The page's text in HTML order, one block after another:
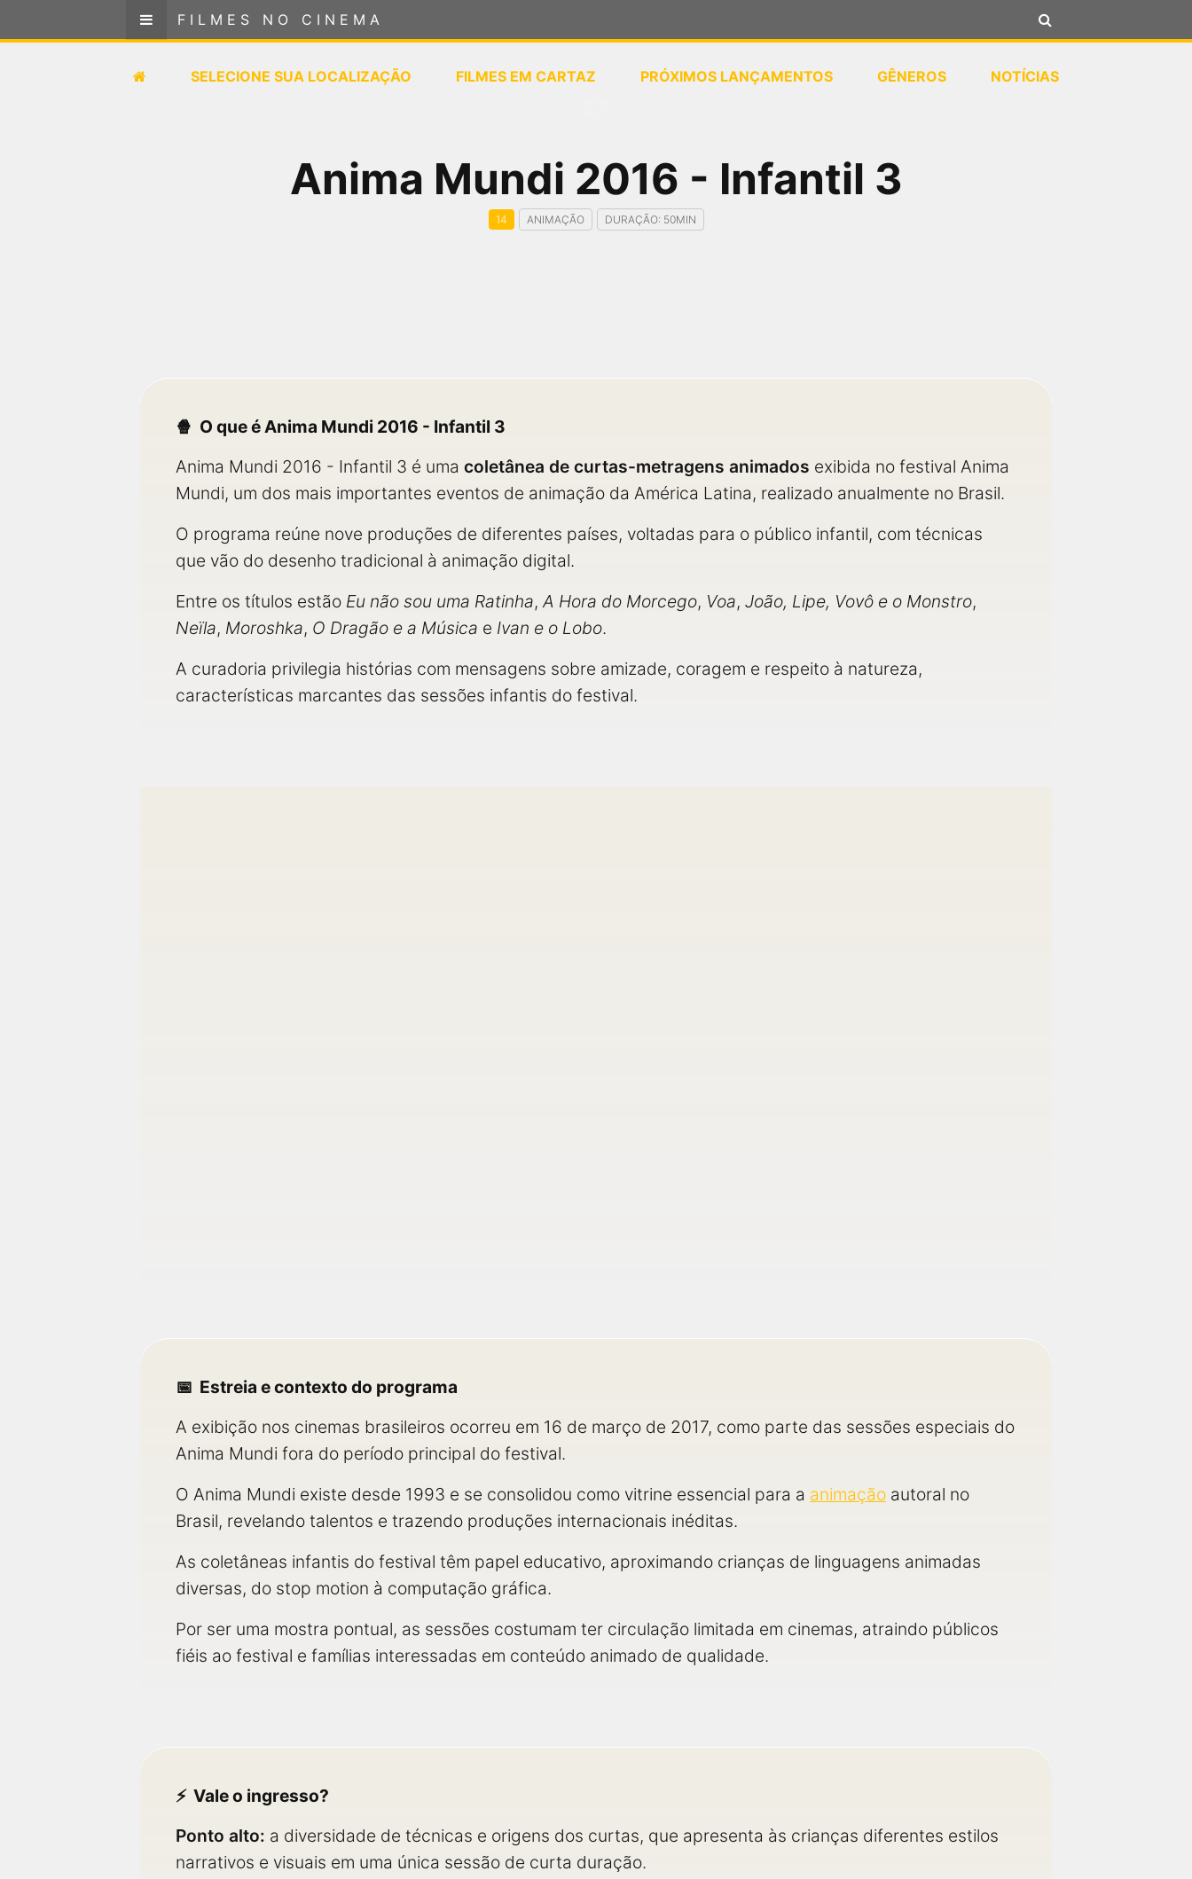
FILMES NO CINEMA
SELECIONE SUA LOCALIZAÇÃO FILMES EM CARTAZ PRÓXIMOS LANÇAMENTOS GÊNEROS NOTÍCIAS
Anima Mundi 2016 - Infantil 3
14 ANIMAÇÃO DURAÇÃO: 50MIN
O que é Anima Mundi 2016 - Infantil 3
Anima Mundi 2016 - Infantil 3 é uma coletânea de curtas-metragens animados exibida no festival Anima
Mundi, um dos mais importantes eventos de animação da América Latina, realizado anualmente no Brasil.
O programa reúne nove produções de diferentes países, voltadas para o público infantil, com técnicas
que vão do desenho tradicional à animação digital.
Entre os títulos estão Eu não sou uma Ratinha,A Hora do Morcego, Voa, João, Lipe, Vovô e o Monstro,
Neïla, Moroshka, O Dragão e a Música e Ivan e o Lobo.
A curadoria privilegia histórias com mensagens sobre amizade, coragem e respeito à natureza,
características marcantes das sessões infantis do festival.
Estreia e contexto do programa
A exibição nos cinemas brasileiros ocorreu em 16 de março de 2017, como parte das sessões especiais do
Anima Mundi fora do período principal do festival.
O Anima Mundi existe desde 1993 e se consolidou como vitrine essencial para a animação autoral no
Brasil, revelando talentos e trazendo produções internacionais inéditas.
As coletâneas infantis do festival têm papel educativo, aproximando crianças de linguagens animadas
diversas, do stop motion à computação gráfica.
Por ser uma mostra pontual, as sessões costumam ter circulação limitada em cinemas, atraindo públicos
fiéis ao festival e famílias interessadas em conteúdo animado de qualidade.
Vale o ingresso?
Ponto alto: a diversidade de técnicas e origens dos curtas, que apresenta às crianças diferentes estilos
narrativos e visuais em uma única sessão de curta duração.
FILMES NO CINEMA
SELECIONE SUA LOCALIZAÇÃO
você pode encontrar os filmes no cinema mais
sobre cinemas, horários, assistir aos trailers e muito